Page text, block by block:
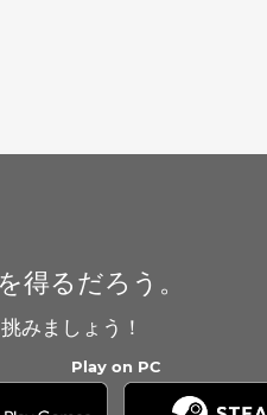
得るだろう。
みましょう！
Play on PC